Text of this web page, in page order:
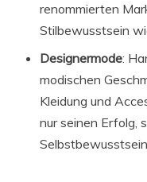
renommierten
Stilbewusstsein
Designermode:
modischen
Kleidung und
nur seinen Erfolg,